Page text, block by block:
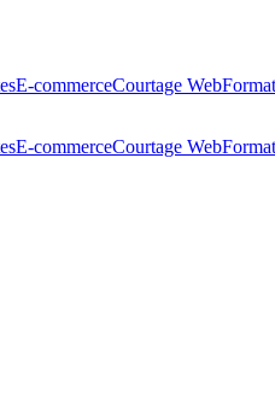
E-commerceCourtage Web
E-commerceCourtage Web